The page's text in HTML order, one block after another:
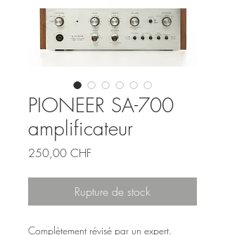
PIONEER SA-700
amplificateur
250,00 CHF
Rupture de stock
Complètement révisé par un expert.